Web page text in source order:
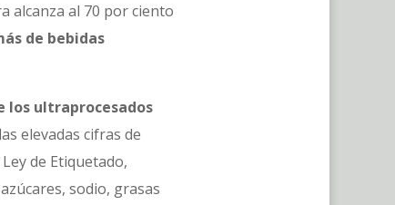
alcanza al 70 por ciento
de bebidas
los ultraprocesados
elevadas cifras de
de Etiquetado,
sodio, grasas